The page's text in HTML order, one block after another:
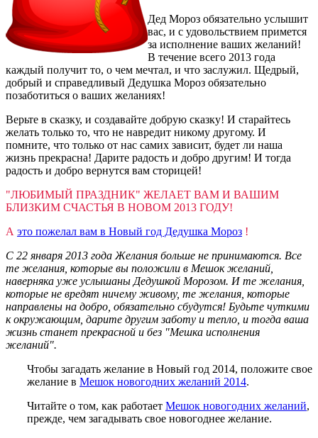
Дед Мороз обязательно услышит
вас, и с удовольствием примется
за исполнение ваших желаний!
В течение всего 2013 года
каждый получит то, о чем мечтал, и что заслужил. Щедрый,
добрый и справедливый Дедушка Мороз обязательно
позаботиться о ваших желаниях!
Верьте в сказку, и создавайте добрую сказку! И старайтесь
желать только то, что не навредит никому другому. И
помните, что только от нас самих зависит, будет ли наша
жизнь прекрасна! Дарите радость и добро другим! И тогда
радость и добро вернутся вам сторицей!
"ЛЮБИМЫЙ ПРАЗДНИК" ЖЕЛАЕТ ВАМ И ВАШИМ
БЛИЗКИМ СЧАСТЬЯ В НОВОМ 2013 ГОДУ!
А это пожелал вам в Новый год Дедушка Мороз !
С 22 января 2013 года Желания больше не принимаются. Все
те желания, которые вы положили в Мешок желаний,
наверняка уже услышаны Дедушкой Морозом. И те желания,
которые не вредят ничему живому, те желания, которые
направлены на добро, обязательно сбудутся! Будьте чуткими
к окружающим, дарите другим заботу и тепло, и тогда ваша
жизнь станет прекрасной и без "Мешка исполнения
желаний".
Чтобы загадать желание в Новый год 2014, положите свое
желание в Мешок новогодних желаний 2014.
Читайте о том, как работает Мешок новогодних желаний,
прежде, чем загадывать свое новогоднее желание.